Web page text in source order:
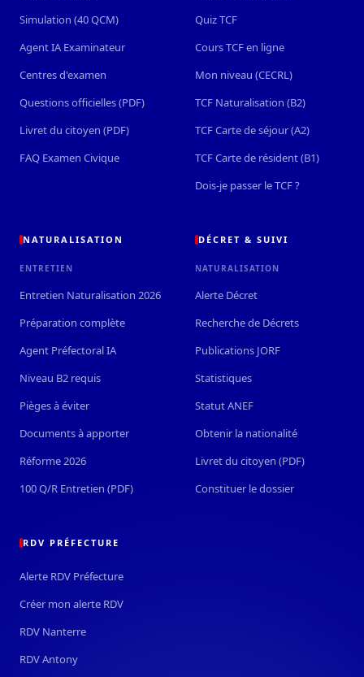
Simulation (40 QCM)
Agent IA Examinateur
Centres d'examen
Questions officielles (PDF)
Livret du citoyen (PDF)
FAQ Examen Civique
Quiz TCF
Cours TCF en ligne
Mon niveau (CECRL)
TCF Naturalisation (B2)
TCF Carte de séjour (A2)
TCF Carte de résident (B1)
Dois-je passer le TCF ?
NATURALISATION
ENTRETIEN
Entretien Naturalisation 2026
Préparation complète
Agent Préfectoral IA
Niveau B2 requis
Pièges à éviter
Documents à apporter
Réforme 2026
100 Q/R Entretien (PDF)
DÉCRET & SUIVI
NATURALISATION
Alerte Décret
Recherche de Décrets
Publications JORF
Statistiques
Statut ANEF
Obtenir la nationalité
Livret du citoyen (PDF)
Constituer le dossier
RDV PRÉFECTURE
Alerte RDV Préfecture
Créer mon alerte RDV
RDV Nanterre
RDV Antony